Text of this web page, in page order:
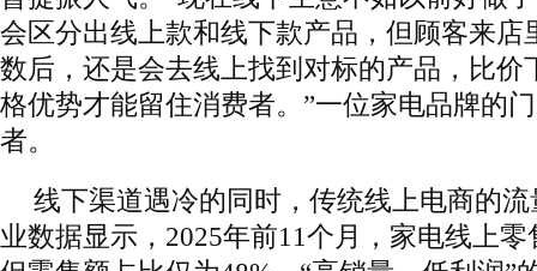
会区分出线上款和线下款产品，但顾客来店
数后，还是会去线上找到对标的产品，比价
格优势才能留住消费者。”一位家电品牌的
者。
线下渠道遇冷的同时，传统线上电商的
业数据显示，2025年前11个月，家电线上